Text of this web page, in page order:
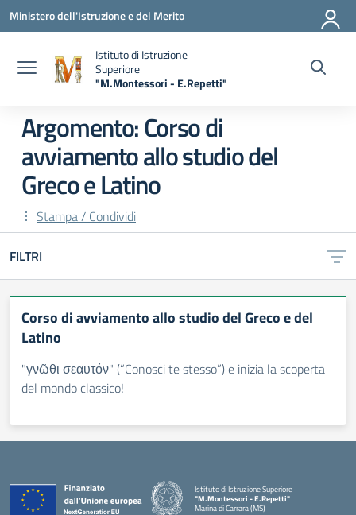
Vai ai contenuti
Vai al menu di navigazione
Vai al footer
Ministero dell'Istruzione e del Merito
Istituto di Istruzione
Superiore
"M.Montessori - E.Repetti"
Argomento: Corso di
avviamento allo studio del
Greco e Latino
Stampa / Condividi
FILTRI
Corso di avviamento allo studio del Greco e del
Latino
"γνῶθι σεαυτόν" (“Conosci te stesso”) e inizia la scoperta
del mondo classico!
Istituto di Istruzione Superiore
"M.Montessori - E.Repetti"
Marina di Carrara (MS)